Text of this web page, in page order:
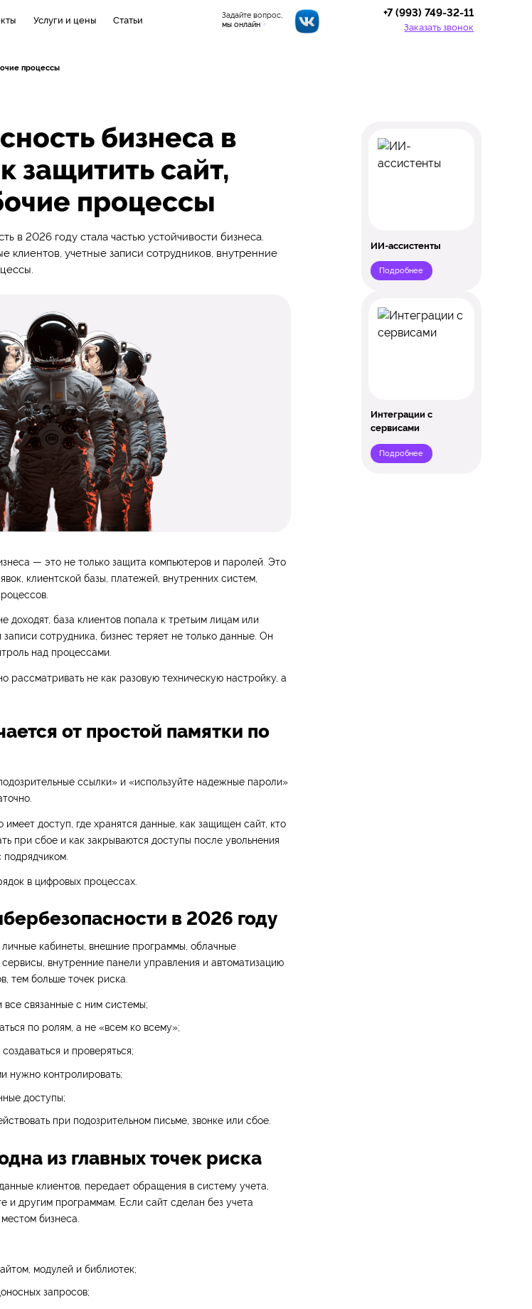
Услуги и цены Статьи
+7 (993) 749-32-11
Заказать звонок
Задайте вопрос,
мы онлайн
процессы
бизнеса в
защитить сайт,
процессы
в 2026 году стала частью устойчивости бизнеса.
клиентов, учетные записи сотрудников, внутренние
— это не только защита компьютеров и паролей. Это
клиентской базы, платежей, внутренних систем,
доходят, база клиентов попала к третьим лицам или
сотрудника, бизнес теряет не только данные. Он
над процессами.
рассматривать не как разовую техническую настройку, а
от простой памятки по
ссылки» и «используйте надежные пароли»
доступ, где хранятся данные, как защищен сайт, кто
при сбое и как закрываются доступы после увольнения
в цифровых процессах.
в 2026 году
кабинеты, внешние программы, облачные
внутренние панели управления и автоматизацию
тем больше точек риска.
связанные с ним системы;
по ролям, а не «всем ко всему»;
и проверяться;
нужно контролировать;
доступы;
при подозрительном письме, звонке или сбое.
из главных точек риска
клиентов, передает обращения в систему учета,
и другим программам. Если сайт сделан без учета
бизнеса.
модулей и библиотек;
запросов;
ИИ-ассистенты
Подробнее
Интеграции с
сервисами
Подробнее